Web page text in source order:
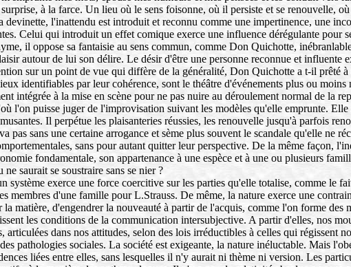
à la farce. Un lieu où le sens foisonne, où il persiste et se renouvelle,
devinette, l'inattendu est introduit et reconnu comme une impertinence, une
Celui qui introduit un effet comique exerce une influence dérégulante pour
il oppose sa fantaisie au sens commun, comme Don Quichotte,
autour de lui son délire. Le désir d'être une personne reconnue et influente
sur un point de vue qui diffère de la généralité, Don Quichotte a t-il prêté à
identifiables par leur cohérence, sont le théâtre d'événements plus ou
intégrée à la mise en scène pour ne pas nuire au déroulement normal de la
l'on puisse juger de l'improvisation suivant les modèles qu'elle emprunte.
Il perpétue les plaisanteries réussies, les renouvelle jusqu'à parfois
sans une certaine arrogance et sème plus souvent le scandale qu'elle ne
sans pour autant quitter leur perspective. De la même façon,
fondamentale, son appartenance à une espèce et à une ou plusieurs
saurait se soustraire sans se nier ?
système exerce une force coercitive sur les parties qu'elle totalise, comme le
d'une famille pour L.Strauss. De même, la nature exerce une
d'engendrer la nouveauté à partir de l'acquis, comme l'on forme des
les conditions de la communication intersubjective. A partir d'elles, nos
dans nos attitudes, selon des lois irréductibles à celles qui régissent
pathologies sociales. La société est exigeante, la nature inéluctable. Mais
liées entre elles, sans lesquelles il n'y aurait ni thème ni version. Les